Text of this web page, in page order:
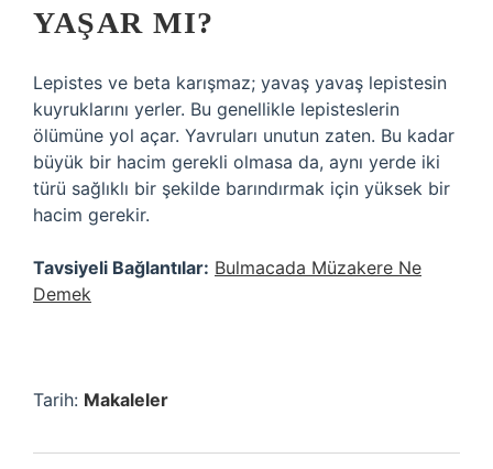
YAŞAR MI?
Lepistes ve beta karışmaz; yavaş yavaş lepistesin
kuyruklarını yerler. Bu genellikle lepisteslerin
ölümüne yol açar. Yavruları unutun zaten. Bu kadar
büyük bir hacim gerekli olmasa da, aynı yerde iki
türü sağlıklı bir şekilde barındırmak için yüksek bir
hacim gerekir.
Tavsiyeli Bağlantılar: Bulmacada Müzakere Ne
Demek
Tarih: Makaleler